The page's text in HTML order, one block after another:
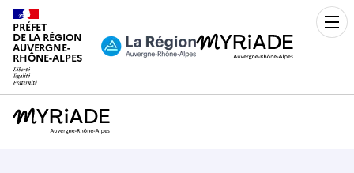
PRÉFET
DE LA RÉGION
AUVERGNE-
RHÔNE-ALPES